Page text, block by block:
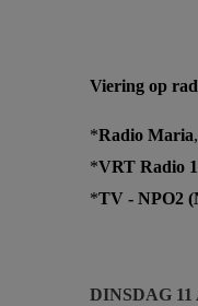
Viering op
*Radio Maria
*VRT Radio 1
*TV - NPO2
DINSDAG 11